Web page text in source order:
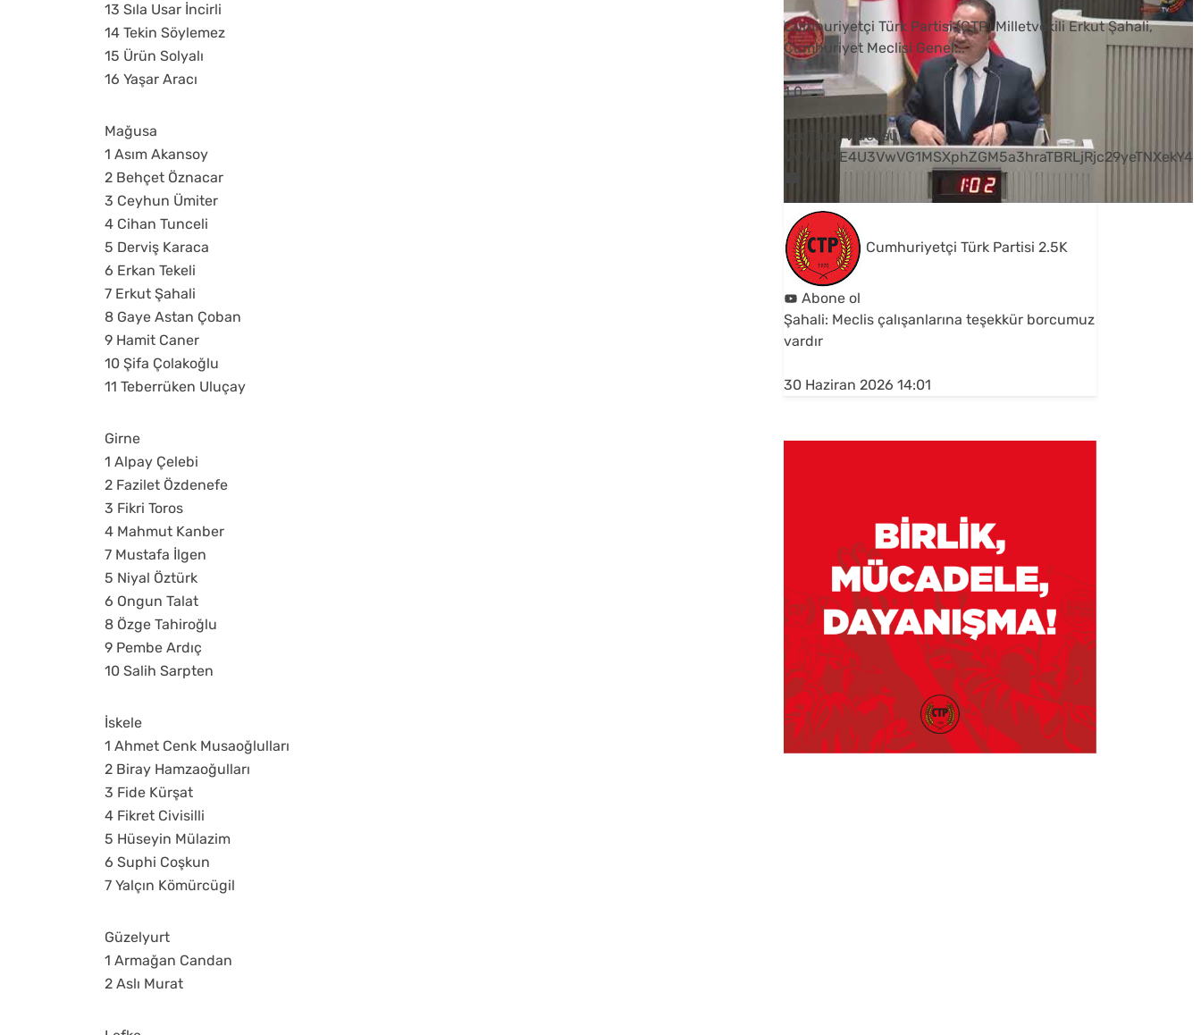
13 Sıla Usar İncirli
14 Tekin Söylemez
15 Ürün Solyalı
16 Yaşar Aracı
Mağusa
1 Asım Akansoy
2 Behçet Öznacar
3 Ceyhun Ümiter
4 Cihan Tunceli
5 Derviş Karaca
6 Erkan Tekeli
7 Erkut Şahali
8 Gaye Astan Çoban
9 Hamit Caner
10 Şifa Çolakoğlu
11 Teberrüken Uluçay
Girne
1 Alpay Çelebi
2 Fazilet Özdenefe
3 Fikri Toros
4 Mahmut Kanber
7 Mustafa İlgen
5 Niyal Öztürk
6 Ongun Talat
8 Özge Tahiroğlu
9 Pembe Ardıç
10 Salih Sarpten
İskele
1 Ahmet Cenk Musaoğlulları
2 Biray Hamzaoğulları
3 Fide Kürşat
4 Fikret Civisilli
5 Hüseyin Mülazim
6 Suphi Coşkun
7 Yalçın Kömürcügil
Güzelyurt
1 Armağan Candan
2 Aslı Murat
Cumhuriyetçi Türk Partisi (CTP) Milletvekili Erkut Şahali,
Cumhuriyet Meclisi Genel...
1 0
YouTube Videosu
VVVUNXE4U3VwVG1MSXphZGM5a3hraTBRLjRjc29yeTNXekY4
Cumhuriyetçi Türk Partisi 2.5K
Abone ol
Şahali: Meclis çalışanlarına teşekkür borcumuz
vardır
30 Haziran 2026 14:01